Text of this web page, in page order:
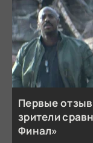
Первые
зрители
Финал»